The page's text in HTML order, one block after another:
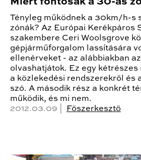
Tényleg működnek a 30km/h-s
zónák? Az Európai Kerékpáros
szakembere Ceri Woolsgrove
gépjárműforgalom lassítására
ellenérveket - az alábbiakban
olvashatjátok. Ez egy
a közlekedési rendszerekről és
szó. A második rész a konkrét
működik, és mi nem.
2012.03.09 |
Főszerkesztő